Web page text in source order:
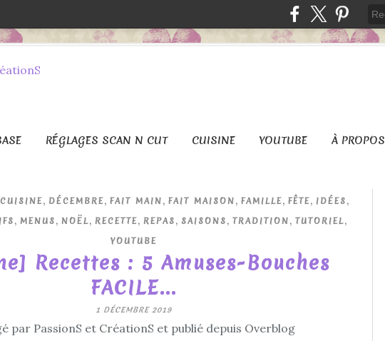
RÉGLAGES SCAN N CUT CUISINE YOUTUBE À PROPOS
CUISINE, DÉCEMBRE, FAIT MAIN, FAIT MAISON, FAMILLE, FÊTE, IDÉES,
, MENUS, NOËL, RECETTE, REPAS, SAISONS, TRADITION, TUTORIEL,
YOUTUBE
Recettes : 5 Amuses-Bouches
FACILE...
1 DÉCEMBRE 2019
par PassionS et CréationS et publié depuis Overblog